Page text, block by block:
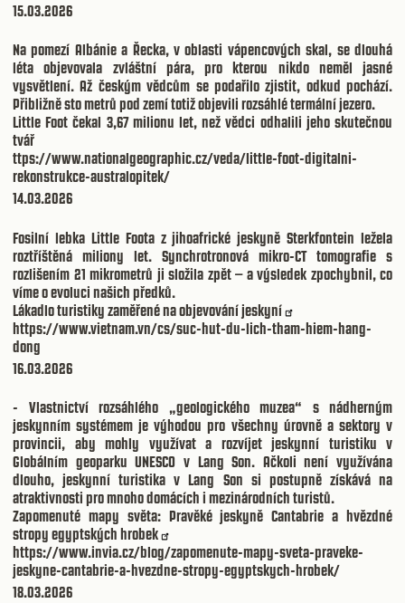
15.03.2026
Na pomezí Albánie a Řecka, v oblasti vápencových skal, se dlouhá
léta objevovala zvláštní pára, pro kterou nikdo neměl jasné
vysvětlení. Až českým vědcům se podařilo zjistit, odkud pochází.
Přibližně sto metrů pod zemí totiž objevili rozsáhlé termální jezero.
Little Foot čekal 3,67 milionu let, než vědci odhalili jeho skutečnou
tvář
ttps://www.nationalgeographic.cz/veda/little-foot-digitalni-
rekonstrukce-australopitek/
14.03.2026
Fosilní lebka Little Foota z jihoafrické jeskyně Sterkfontein ležela
roztříštěná miliony let. Synchrotronová mikro-CT tomografie s
rozlišením 21 mikrometrů ji složila zpět – a výsledek zpochybnil, co
víme o evoluci našich předků.
Lákadlo turistiky zaměřené na objevování jeskyní
https://www.vietnam.vn/cs/suc-hut-du-lich-tham-hiem-hang-
dong
16.03.2026
- Vlastnictví rozsáhlého „geologického muzea“ s nádherným
jeskynním systémem je výhodou pro všechny úrovně a sektory v
provincii, aby mohly využívat a rozvíjet jeskynní turistiku v
Globálním geoparku UNESCO v Lang Son. Ačkoli není využívána
dlouho, jeskynní turistika v Lang Son si postupně získává na
atraktivnosti pro mnoho domácích i mezinárodních turistů.
Zapomenuté mapy světa: Pravěké jeskyně Cantabrie a hvězdné
stropy egyptských hrobek
https://www.invia.cz/blog/zapomenute-mapy-sveta-praveke-
jeskyne-cantabrie-a-hvezdne-stropy-egyptskych-hrobek/
18.03.2026